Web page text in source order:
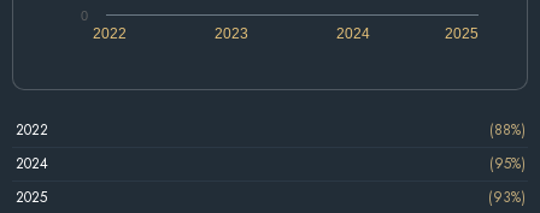
2022 2024
2023 2025
0
2022
(88%)
2024
(95%)
2025
(93%)